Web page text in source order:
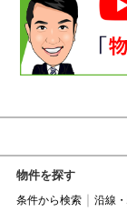
物件を探す
条件から検索 沿線